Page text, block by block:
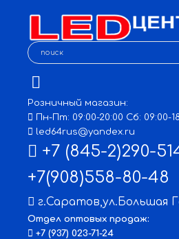
Розничный магазин:
Пн-Пт: 09:00-20:00 Сб: 09:00-
led64rus@yandex.ru
+7 (845-2)290-
+7(908)558-80-48
г.Саратов,ул.Большая
Отдел оптовых продаж:
+7 (937) 023-71-24